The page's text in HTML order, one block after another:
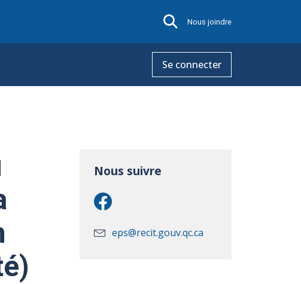
Nous joindre
Se connecter
Nous suivre
eps@recit.gouv.qc.ca